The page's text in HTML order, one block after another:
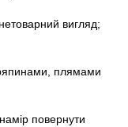
вигляд;
плямами
повернути